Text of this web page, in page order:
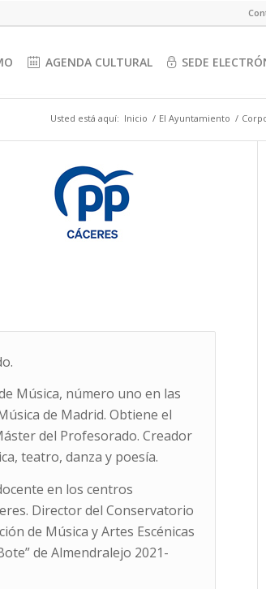
AGENDA CULTURAL SEDE
Usted está aquí: Inicio / El Ayuntamiento /
Música, número uno en las
de Madrid. Obtiene el
del Profesorado. Creador
teatro, danza y poesía.
en los centros
Director del Conservatorio
de Música y Artes Escénicas
de Almendralejo 2021-